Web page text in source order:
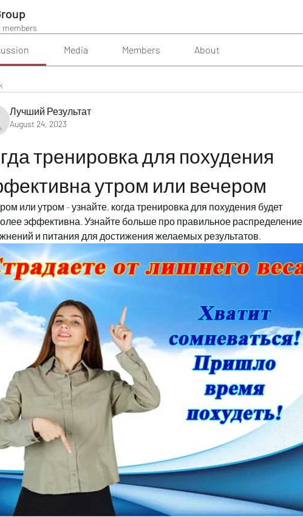
members
Media Members About
Лучший Результат
August 24, 2023
тренировка для похудения
утром или вечером
или утром - узнайте, когда тренировка для похудения будет
эффективна. Узнайте больше про правильное распределение
и питания для достижения желаемых результатов.